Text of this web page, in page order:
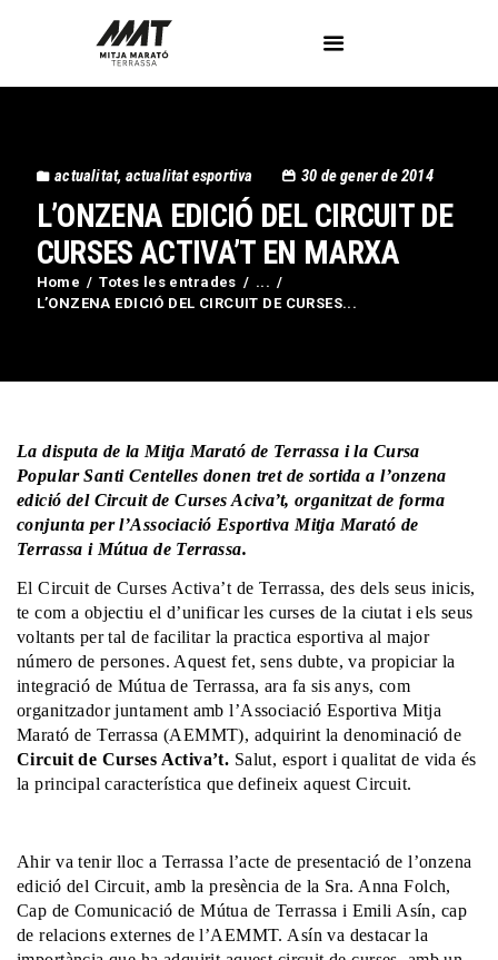
actualitat, actualitat esportiva 30 de gener de 2014
L’ONZENA EDICIÓ DEL CIRCUIT DE
CURSES ACTIVA’T EN MARXA
Home Totes les entrades
...
L’ONZENA EDICIÓ DEL CIRCUIT DE CURSES...
Voluntaris
Circuit Activa’t
Imatges
Curses
Blog
La disputa de la Mitja Marató de Terrassa i la Cursa
Popular Santi Centelles donen tret de sortida a l’onzena
edició del Circuit de Curses Aciva’t, organitzat de forma
conjunta per l’Associació Esportiva Mitja Marató de
Terrassa i Mútua de Terrassa.
El Circuit de Curses Activa’t de Terrassa, des dels seus inicis,
te com a objectiu el d’unificar les curses de la ciutat i els seus
voltants per tal de facilitar la practica esportiva al major
número de persones. Aquest fet, sens dubte, va propiciar la
integració de Mútua de Terrassa, ara fa sis anys, com
organitzador juntament amb l’Associació Esportiva Mitja
Marató de Terrassa (AEMMT), adquirint la denominació de
Circuit de Curses Activa’t. Salut, esport i qualitat de vida és
la principal característica que defineix aquest Circuit.
Ahir va tenir lloc a Terrassa l’acte de presentació de l’onzena
edició del Circuit, amb la presència de la Sra. Anna Folch,
Cap de Comunicació de Mútua de Terrassa i Emili Asín, cap
de relacions externes de l’AEMMT. Asín va destacar la